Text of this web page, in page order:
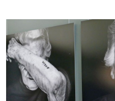
Startseite (DE)
Geneva
Lausanne-Riviera-Valais